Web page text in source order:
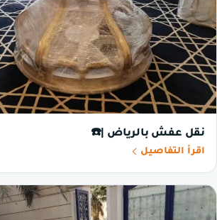
نقل عفش بالرياض |☎️
اقرأ التفاصيل